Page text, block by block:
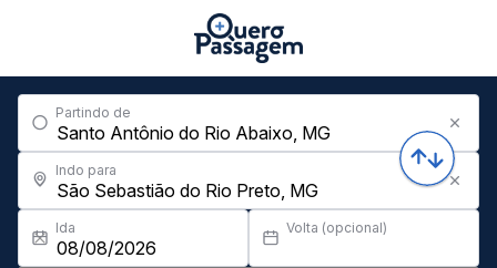
Partindo de
Indo para
Ida Volta (opcional)